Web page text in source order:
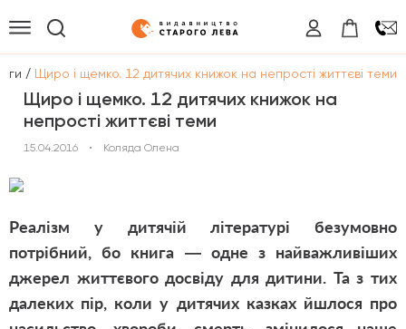
/ Щиро і щемко. 12 дитячих книжок на непрості життєві теми
Щиро і щемко. 12 дитячих книжок на
непрості життєві теми
15.04.2016 • Коляда Олена
Реалізм у дитячій літературі безумовно
потрібний, бо книга — одне з найважливіших
джерел життєвого досвіду для дитини. Та з тих
далеких пір, коли у дитячих казках йшлося про